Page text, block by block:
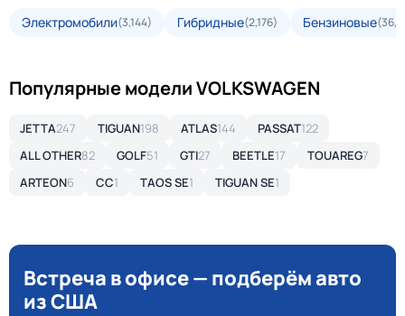
Электромобили(3,144) Гибридные(2,176) Бензиновые
Популярные модели VOLKSWAGEN
JETTA247 TIGUAN198 ATLAS144 PASSAT122
ALL OTHER82 GOLF51 GTI27 BEETLE17 TOUAREG7
ARTEON6 CC1 TAOS SE1 TIGUAN SE1
Встреча в офисе — подберём авто
из США